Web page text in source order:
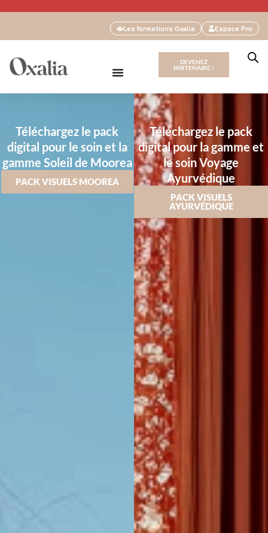
Espace Pro
Les formations Oxalia
DEVENEZ
PARTENAIRE !
Téléchargez le pack
digital pour le soin et la
gamme Soleil de Moorea
PACK VISUELS MOOREA
Téléchargez le pack
digital pour la gamme et
le soin Voyage
Ayurvédique
PACK VISUELS
AYURVÉDIQUE